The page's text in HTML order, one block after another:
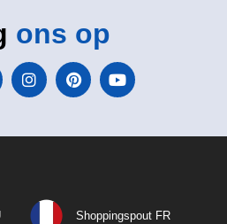
ons op
Shoppingspout FR